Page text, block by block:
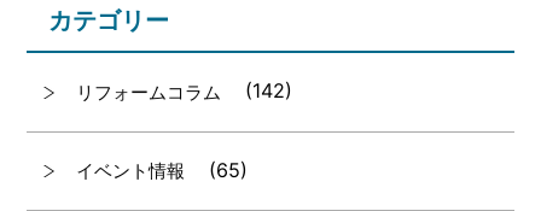
カテゴリー
リフォームコラム (142)
イベント情報 (65)